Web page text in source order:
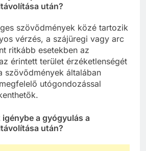
után?
szövődmények közé tartozik
vérzés, a szájüregi vagy arc
ritkább esetekben az
érintett terület érzéketlenségét
szövődmények általában
utógondozással
a gyógyulás a
után?